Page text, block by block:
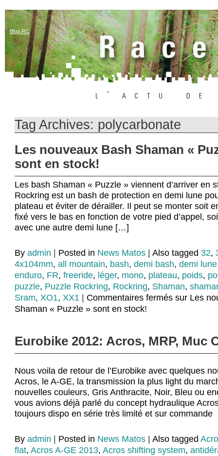
Blog RC
Tag Archives: polycarbonate
Les nouveaux Bash Shaman «
sont en stock!
Les bash Shaman « Puzzle » viennent d’arriver en
Rockring est un bash de protection en demi lune
plateau et éviter de dérailler. Il peut se monter soit
fixé vers le bas en fonction de votre pied d’appel,
avec une autre demi lune […]
By admin Posted in News Matos Also tagged 32,
4x104mm, all mountain, bash, demi bash, demi lune
enduro, FR, freeride, léger, mono, plateau, poids,
puzzle, Puzzle Rockring, Rockring, Shaman,
Sram, XO1, XX1 Commentaires fermés sur Les
Shaman « Puzzle » sont en stock!
Eurobike 2012: Acros, MRP, Muc
Nous voila de retour de l’Eurobike avec quelques
Acros, le A-GE, la transmission la plus light du
nouvelles couleurs, Gris Anthracite, Noir, Bleu ou
vous avions déjà parlé du concept hydraulique
toujours dispo en série très limité et sur
By admin Posted in News Matos Also tagged
flat, Acros A-GE 2013, Acros shifting system,